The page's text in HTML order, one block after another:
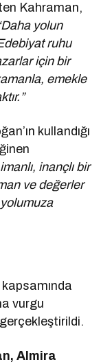
Kahraman,
yolun
ruhu
için bir
emekle
kullandığı
inançlı bir
ve değerler
vurgu
Almira